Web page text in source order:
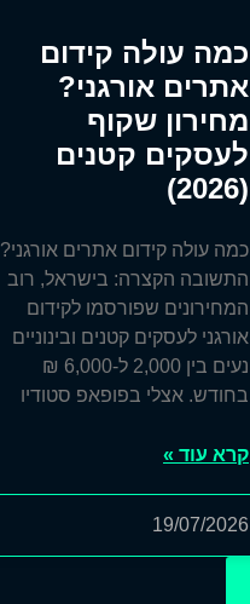
כמה עולה קידום
אתרים אורגני?
מחירון שקוף
לעסקים קטנים
(2026)
כמה עולה קידום אתרים אורגני?
התשובה הקצרה: בישראל, רוב
המחירונים שפורסמו לקידום
אורגני לעסקים קטנים ובינוניים
נעים בין 2,000 ל-6,000 ₪
בחודש. אצלי בפופאפ סטודיו
קרא עוד »
19/07/2026